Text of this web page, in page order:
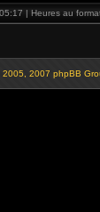
| Heures au
2007 phpBB